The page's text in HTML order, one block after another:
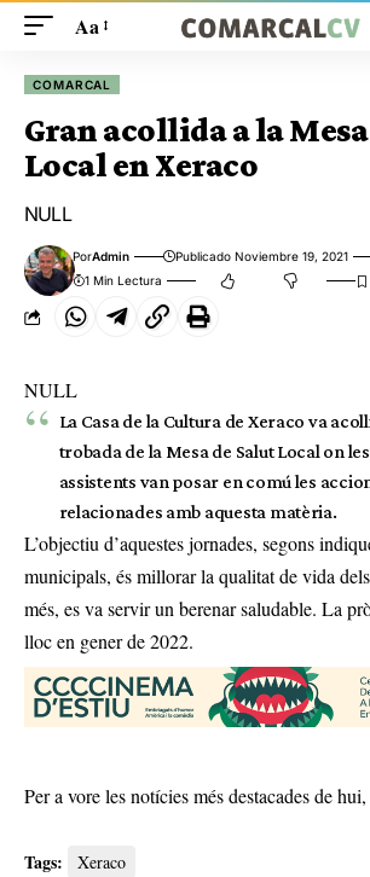
Aa
COMARCAL
Gran acollida a la
Local en Xeraco
NULL
PorAdmin Publicado Noviembre 19, 2021
1 Min Lectura
NULL
La Casa de la Cultura de Xeraco va
trobada de la Mesa de Salut Local on
assistents van posar en comú les
relacionades amb aquesta matèria.
L’objectiu d’aquestes jornades, segons
municipals, és millorar la qualitat de vida
més, es va servir un berenar saludable. La
lloc en gener de 2022.
Per a vore les notícies més destacades de hui,
Tags: Xeraco